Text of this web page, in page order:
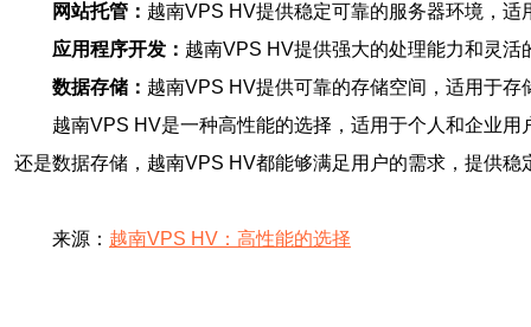
网站托管： 越南VPS HV提供稳定可靠的服务器环境，
应用程序开发： 越南VPS HV提供强大的处理能力和灵
数据存储： 越南VPS HV提供可靠的存储空间，适用于
越南VPS HV是一种高性能的选择，适用于个人和企业
还是数据存储，越南VPS HV都能够满足用户的需求，提供稳
来源： 越南VPS HV：高性能的选择